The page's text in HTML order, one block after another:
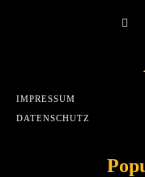
IMPRESSUM
DATENSCHUTZ